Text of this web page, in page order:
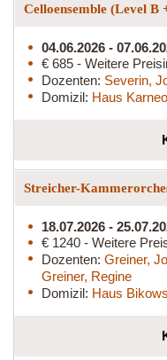
Celloensemble (Level B
04.06.2026 -
€ 685 - Weitere
Dozenten: Severin,
Domizil: Haus
Streicher-
18.07.2026 -
€ 1240 - Weitere
Dozenten: Greiner,
Greiner, Regine
Domizil: Haus